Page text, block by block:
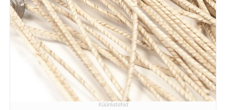
Küünlatahid